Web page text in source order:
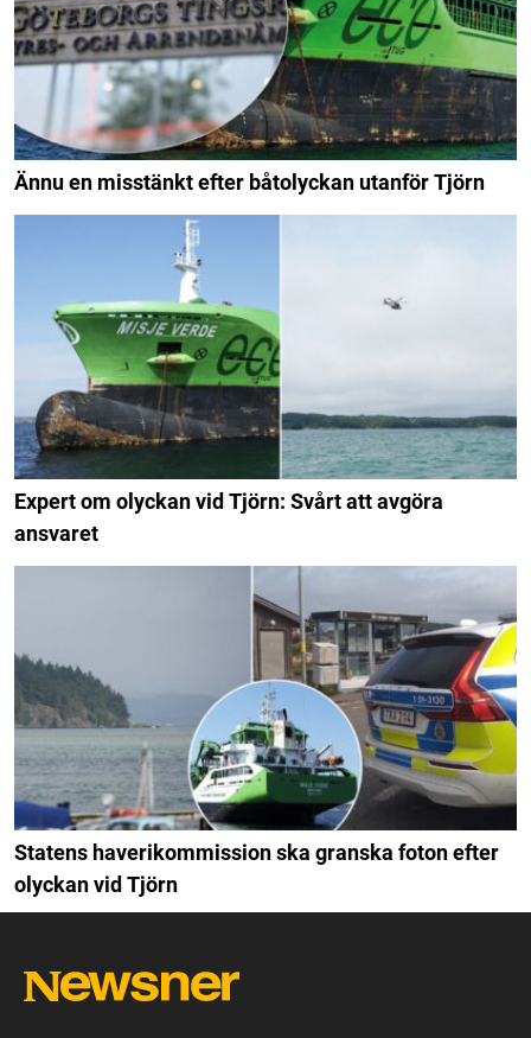
Ännu en misstänkt efter båtolyckan utanför Tjörn
Expert om olyckan vid Tjörn: Svårt att avgöra
ansvaret
Statens haverikommission ska granska foton efter
olyckan vid Tjörn